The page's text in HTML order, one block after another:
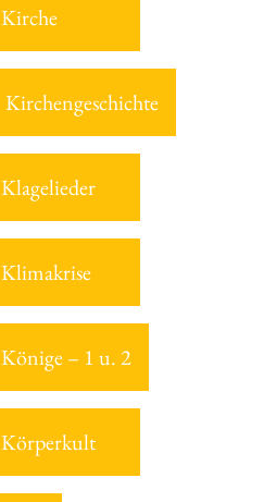
Kirche
Kirchengeschichte
Klagelieder
Klimakrise
Könige – 1 u. 2
Körperkult